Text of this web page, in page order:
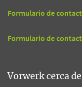
Formulario de
Formulario de
Vorwerk cerca